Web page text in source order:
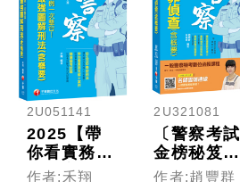
移民特考/
各類特考)
2U051141
2025【帶
你看實務見
解＋案例】
作者:禾翔
2U321081
〔警察考試
金榜秘笈〕
犯罪偵查
作者:趙豐群